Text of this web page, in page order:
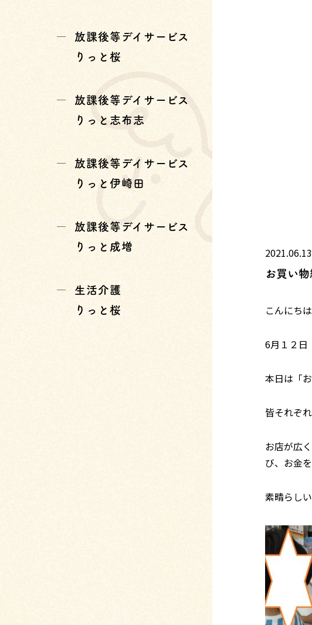
2021.06.13
お買い物
こんにち
6月１２日
本日は「
皆それぞ
お店が広
び、お金
素晴らし
放課後等デイサービス
りっと桜
放課後等デイサービス
りっと志布志
放課後等デイサービス
りっと伊崎田
放課後等デイサービス
りっと成増
生活介護
りっと桜